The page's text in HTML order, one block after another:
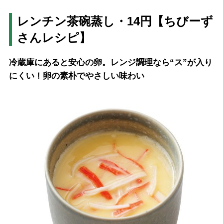
レンチン茶碗蒸し・14円【ちびーず
さんレシピ】
冷蔵庫にあると安心の卵。レンジ調理なら“ス”が入り
にくい！卵の素朴でやさしい味わい